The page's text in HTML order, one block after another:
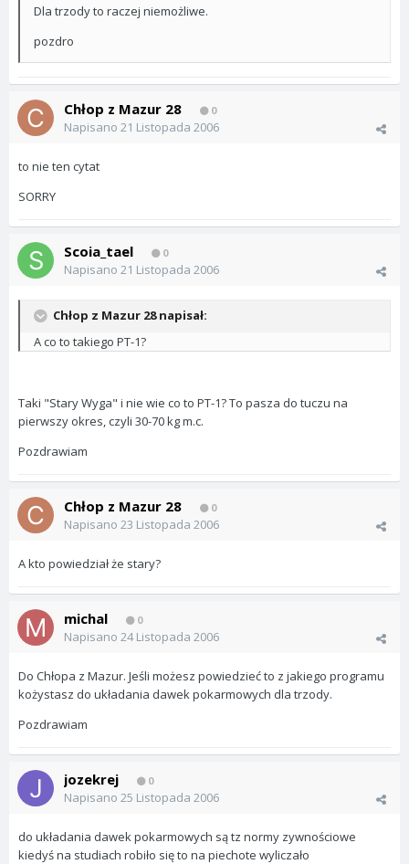
Dla trzody to raczej niemożliwe.
pozdro
Chłop z Mazur 28 0
Napisano 21 Listopada 2006
to nie ten cytat
SORRY
Scoia_tael 0
Napisano 21 Listopada 2006
Chłop z Mazur 28 napisał:
A co to takiego PT-1?
Taki "Stary Wyga" i nie wie co to PT-1? To pasza do tuczu na
pierwszy okres, czyli 30-70 kg m.c.
Pozdrawiam
Chłop z Mazur 28 0
Napisano 23 Listopada 2006
A kto powiedział że stary?
michal 0
Napisano 24 Listopada 2006
Do Chłopa z Mazur. Jeśli możesz powiedzieć to z jakiego programu
kożystasz do układania dawek pokarmowych dla trzody.
Pozdrawiam
jozekrej 0
Napisano 25 Listopada 2006
do układania dawek pokarmowych są tz normy zywnościowe
kiedyś na studiach robiło się to na piechote wyliczało